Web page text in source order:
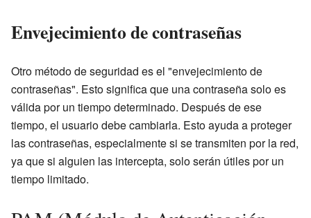
Envejecimiento de contraseñas
Otro método de seguridad es el "envejecimiento de
contraseñas". Esto significa que una contraseña solo es
válida por un tiempo determinado. Después de ese
tiempo, el usuario debe cambiarla. Esto ayuda a proteger
las contraseñas, especialmente si se transmiten por la red,
ya que si alguien las intercepta, solo serán útiles por un
tiempo limitado.